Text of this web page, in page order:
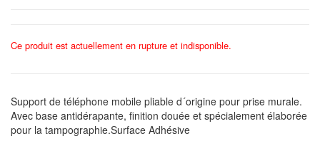
Ce produit est actuellement en rupture et indisponible.
Support de téléphone mobile pliable d´origine pour prise murale.
Avec base antidérapante, finition douée et spécialement élaborée
pour la tampographie.Surface Adhésive